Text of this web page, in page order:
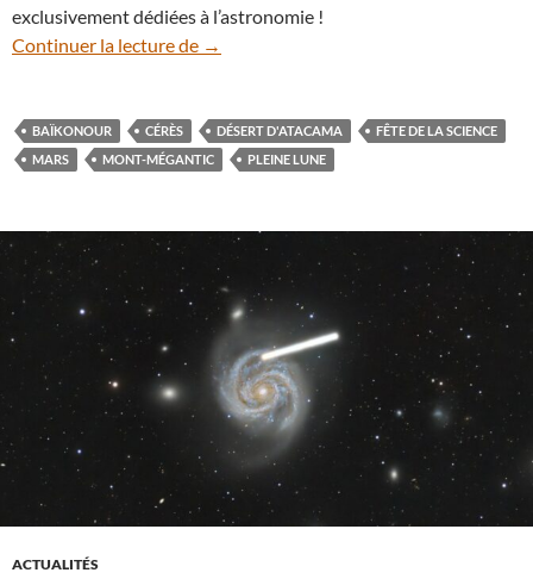
exclusivement dédiées à l’astronomie !
Continuer la lecture de Cinq vidéos pour faire la Fête (de la
→
BAÏKONOUR CÉRÈS DÉSERT D'ATACAMA
FÊTE DE LA SCIENCE
MARS
MONT-MÉGANTIC PLEINE LUNE
ACTUALITÉS